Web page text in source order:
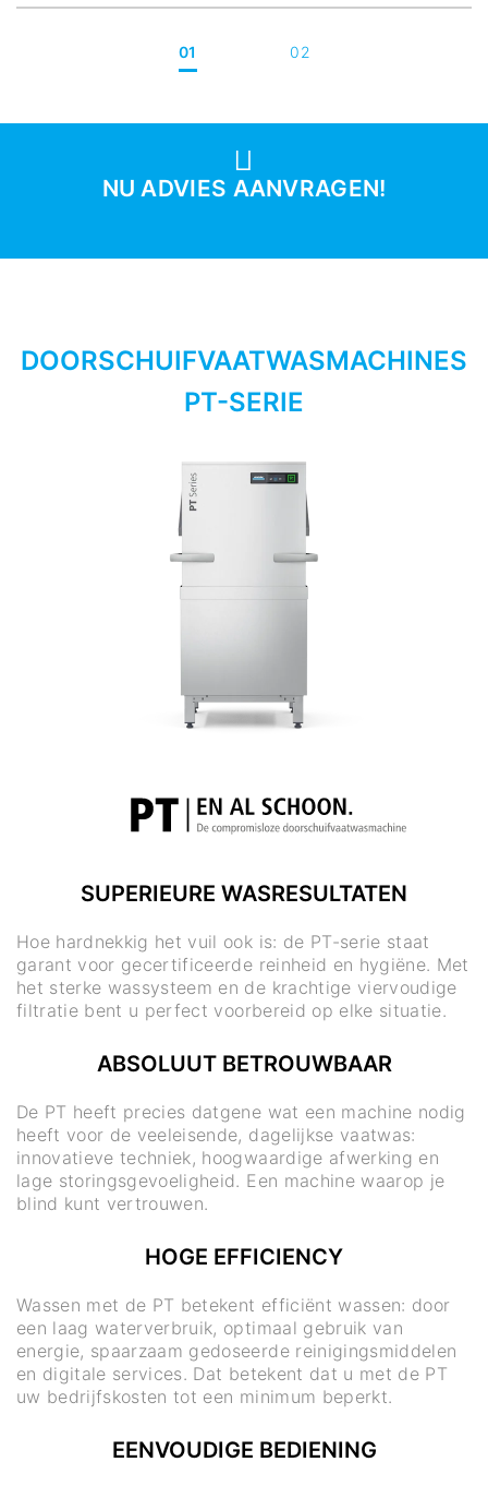
01 02
NU ADVIES AANVRAGEN!
DOORSCHUIFVAATWASMACHINES
PT-SERIE
SUPERIEURE WASRESULTATEN
Hoe hardnekkig het vuil ook is: de PT-serie staat
garant voor gecertificeerde reinheid en hygiëne. Met
het sterke wassysteem en de krachtige viervoudige
filtratie bent u perfect voorbereid op elke situatie.
ABSOLUUT BETROUWBAAR
De PT heeft precies datgene wat een machine nodig
heeft voor de veeleisende, dagelijkse vaatwas:
innovatieve techniek, hoogwaardige afwerking en
lage storingsgevoeligheid. Een machine waarop je
blind kunt vertrouwen.
HOGE EFFICIENCY
Wassen met de PT betekent efficiënt wassen: door
een laag waterverbruik, optimaal gebruik van
energie, spaarzaam gedoseerde reinigingsmiddelen
en digitale services. Dat betekent dat u met de PT
uw bedrijfskosten tot een minimum beperkt.
EENVOUDIGE BEDIENING